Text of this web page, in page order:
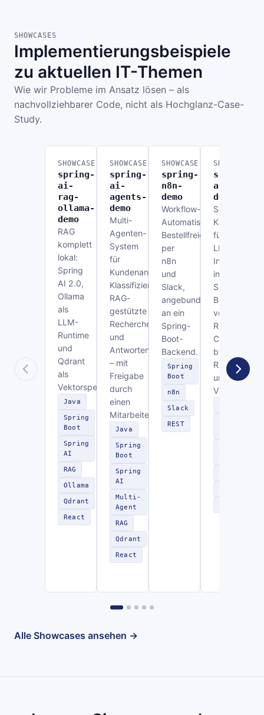
SHOWCASES
Implementierungsbeispiele
zu aktuellen IT-Themen
Wie wir Probleme im Ansatz lösen – als
nachvollziehbarer Code, nicht als Hochglanz-Case-
Study.
SHOWCASE
spring-
ai-
rag-
ollama-
demo
RAG
komplett
lokal:
Spring
AI 2.0,
Ollama
als
LLM-
Runtime
und
Qdrant
als
Vektorspeicher.
Java
Spring
Boot
Spring
AI
RAG
Ollama
Qdrant
React
SHOWCASE
spring-
ai-
agents-
demo
Multi-
Agenten-
System
für
Kundenanfragen:
Klassifizierung,
RAG-
gestützte
Recherche
und
Antwortentwurf
– mit
Freigabe
durch
einen
Mitarbeiter.
Java
Spring
Boot
Spring
AI
Multi-
Agent
RAG
Qdrant
React
SHOWCASE
spring-
n8n-
demo
Workflow-
Automatisierung:
Bestellfreigabe
per
n8n
und
Slack,
angebunden
an ein
Spring-
Boot-
Backend.
Spring
Boot
n8n
Slack
REST
SHOWCASE
spring-
ai-
demo
Sechs
Kanäle
für
LLM-
Integration
in
Spring
Boot –
von
REST-
Chat
bis
RAG
und
Alle Showcases ansehen →